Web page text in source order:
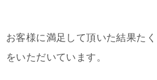
お客様に満足して頂いた結果た
をいただいています。